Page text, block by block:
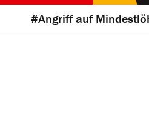
#Angriff auf